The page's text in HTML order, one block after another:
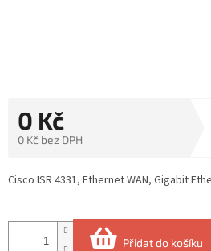
0 Kč
0 Kč bez DPH
cena:
Přidat do košíku
Cisco ISR 4331, Ethernet WAN, Gigabit